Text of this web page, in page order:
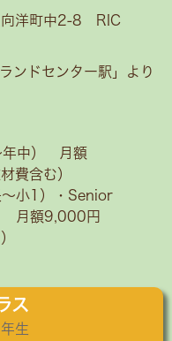
向洋町中2-8 RIC
ンドセンター駅」より
年中） 月額
費含む）
小1）・Senior
月額9,000円
ス
生